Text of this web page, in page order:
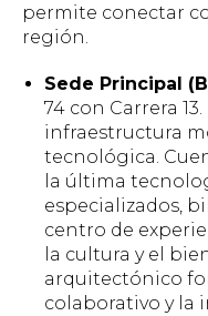
permite conectar
región.
Sede Principal
74 con Carrera
infraestructura
tecnológica.
la última
especializados,
centro de
la cultura y el
arquitectónico
colaborativo y la